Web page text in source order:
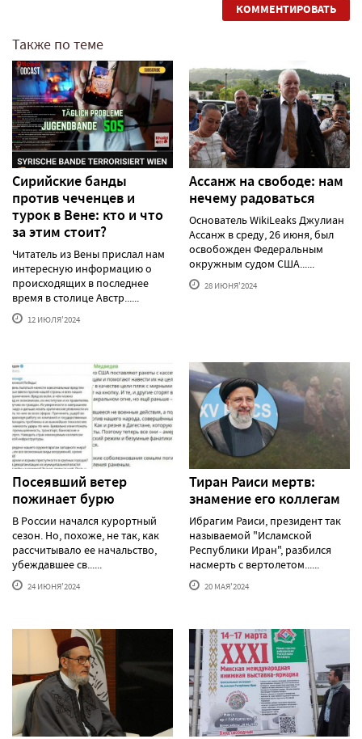
КОММЕНТИРОВАТЬ
Также по теме
Сирийские банды
против чеченцев и
турок в Вене: кто и что
за этим стоит?
Читатель из Вены прислал нам
интересную информацию о
происходящих в последнее
время в столице Австр......
12 ИЮЛЯ'2024
Ассанж на свободе: нам
нечему радоваться
Основатель WikiLeaks Джулиан
Ассанж в среду, 26 июня, был
освобожден Федеральным
окружным судом США......
28 ИЮНЯ'2024
Посеявший ветер
пожинает бурю
В России начался курортный
сезон. Но, похоже, не так, как
рассчитывало ее начальство,
убеждавшее св......
24 ИЮНЯ'2024
Тиран Раиси мертв:
знамение его коллегам
Ибрагим Раиси, президент так
называемой "Исламской
Республики Иран", разбился
насмерть с вертолетом......
20 МАЯ'2024